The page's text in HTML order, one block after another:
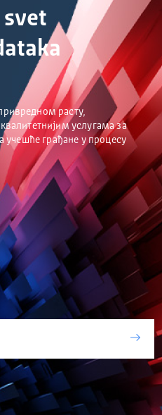
расту,
услугама за
учешће грађане у процесу